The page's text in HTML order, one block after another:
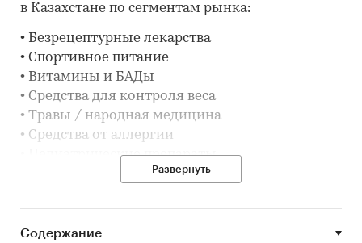
в Казахстане по сегментам рынка:
• Безрецептурные лекарства
• Спортивное питание
• Витамины и БАДы
• Средства для контроля веса
• Травы / народная медицина
• Средства от аллергии
• Педиатрические препараты
2. Выделить и описать основные сегменты
Развернуть
Содержание